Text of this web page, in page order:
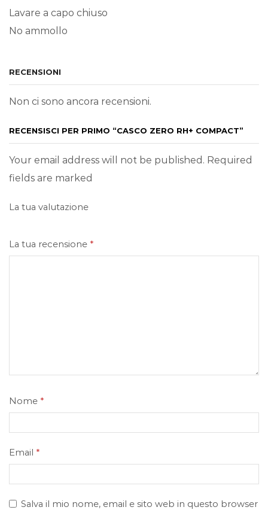
Lavare a capo chiuso
No ammollo
RECENSIONI
Non ci sono ancora recensioni.
RECENSISCI PER PRIMO “CASCO ZERO RH+ COMPACT”
Your email address will not be published. Required
fields are marked
La tua valutazione
La tua recensione *
Nome *
Email *
Salva il mio nome, email e sito web in questo browser